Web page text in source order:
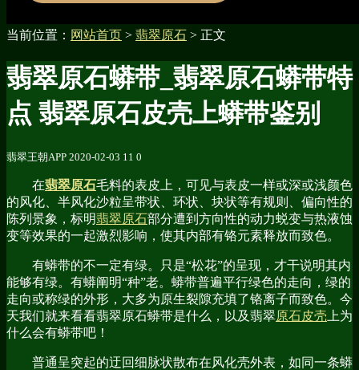
当前位置： 网站首页 > 翡翠原石 > 正文
翡翠原石蟒带_翡翠原石蟒带特
点 翡翠原石皮壳上蟒带鉴别
翡翠王朝APP 2020-02-03 11 0
在翡翠原石毛料的表皮上，可见与表皮一样或深或浅颜色
的风化、半风化沙粒呈带状、环状、块状等有规则、偏向性的
陈列景象，标明翡翠原石部分遭到方向性的动力蜕变与热液蚀
变等效果的一起激烈影响，使其内部有铬元素释放而致色。
有蟒带的不一定有绿。只是“松花”的呈现，才干说明其内
能够有绿。有蟒阐明“种”老。蟒带普遍平行绿色的走向，绿的
走向或称绿的外形，大多为原生裂隙充填了铬离子而致色。今
天我们就来看看翡翠原石蟒带是什么，以及翡翠原石皮壳 上为
什么会有蟒带吧！
普通呈突起的迂回细脉状散布在风化壳外表，如同一条蟒